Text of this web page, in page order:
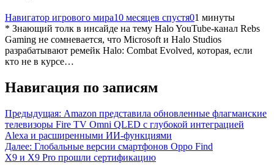
Навигатор игрового мира10 месяцев спустя01 минуты
* Знающий толк в инсайде на тему Halo YouTube-канал Rebs
Gaming не сомневается, что Microsoft и Halo Studios
разрабатывают ремейк Halo: Combat Evolved, которая, если
кто не в курсе…
Навигация по записям
Предыдущая: Amazon представила обновленные флагманские
телевизоры Fire TV Omni QLED с глубокой интеграцией
Alexa и расширенными ИИ-функциями
Далее: Глобальные версии смартфонов Oppo Find
X9 и X9 Pro прошли сертификацию